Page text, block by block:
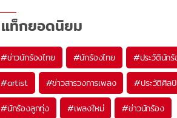
แท็กยอดนิยม
#ข่าวนักร้องไทย #นักร้องไทย #ประวัตินัก
#artist #ข่าวสารวงการเพลง #ประวัติศิล
#นักร้องลูกทุ่ง #เพลงใหม่ #ข่าวนักร้อง